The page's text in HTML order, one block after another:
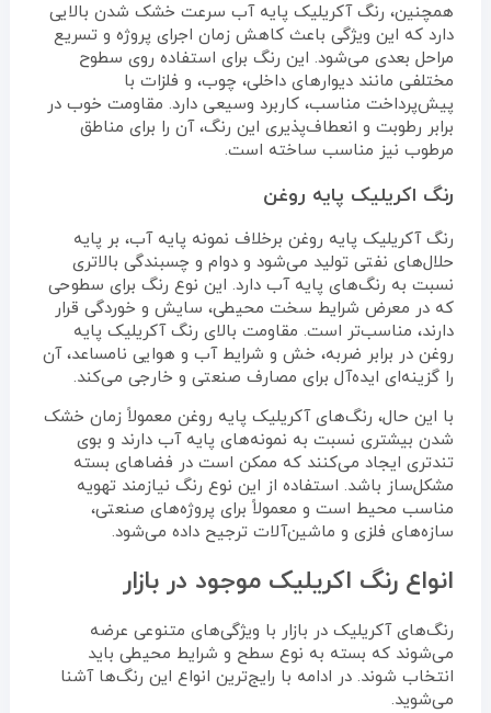
همچنین، رنگ آکریلیک پایه آب سرعت خشک شدن بالایی
دارد که این ویژگی باعث کاهش زمان اجرای پروژه و تسریع
مراحل بعدی می‌شود. این رنگ برای استفاده روی سطوح
مختلفی مانند دیوارهای داخلی، چوب، و فلزات با
پیش‌پرداخت مناسب، کاربرد وسیعی دارد. مقاومت خوب در
برابر رطوبت و انعطاف‌پذیری این رنگ، آن را برای مناطق
مرطوب نیز مناسب ساخته است.
رنگ اکریلیک پایه روغن
رنگ آکریلیک پایه روغن برخلاف نمونه پایه آب، بر پایه
حلال‌های نفتی تولید می‌شود و دوام و چسبندگی بالاتری
نسبت به رنگ‌های پایه آب دارد. این نوع رنگ برای سطوحی
که در معرض شرایط سخت محیطی، سایش و خوردگی قرار
دارند، مناسب‌تر است. مقاومت بالای رنگ آکریلیک پایه
روغن در برابر ضربه، خش و شرایط آب و هوایی نامساعد، آن
را گزینه‌ای ایده‌آل برای مصارف صنعتی و خارجی می‌کند.
با این حال، رنگ‌های آکریلیک پایه روغن معمولاً زمان خشک
شدن بیشتری نسبت به نمونه‌های پایه آب دارند و بوی
تندتری ایجاد می‌کنند که ممکن است در فضاهای بسته
مشکل‌ساز باشد. استفاده از این نوع رنگ نیازمند تهویه
مناسب محیط است و معمولاً برای پروژه‌های صنعتی،
سازه‌های فلزی و ماشین‌آلات ترجیح داده می‌شود.
انواع رنگ اکریلیک موجود در بازار
رنگ‌های آکریلیک در بازار با ویژگی‌های متنوعی عرضه
می‌شوند که بسته به نوع سطح و شرایط محیطی باید
انتخاب شوند. در ادامه با رایج‌ترین انواع این رنگ‌ها آشنا
می‌شوید.